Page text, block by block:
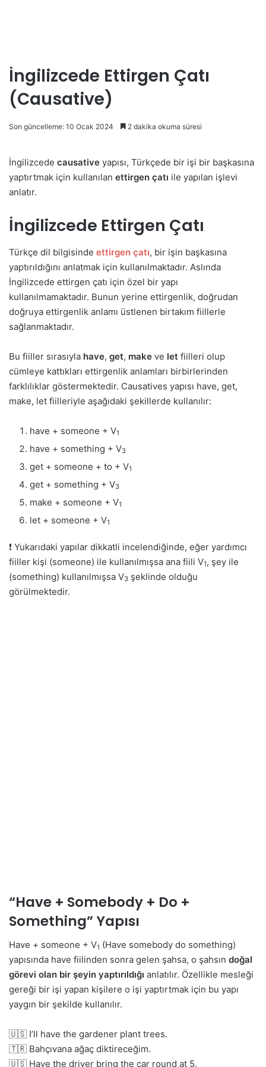
İngilizcede Ettirgen Çatı
(Causative)
Son güncelleme: 10 Ocak 2024 2 dakika okuma süresi
İngilizcede causative yapısı, Türkçede bir işi bir başkasına
yaptırtmak için kullanılan ettirgen çatı ile yapılan işlevi
anlatır.
İngilizcede Ettirgen Çatı
Türkçe dil bilgisinde ettirgen çatı, bir işin başkasına
yaptırıldığını anlatmak için kullanılmaktadır. Aslında
İngilizcede ettirgen çatı için özel bir yapı
kullanılmamaktadır. Bunun yerine ettirgenlik, doğrudan
doğruya ettirgenlik anlamı üstlenen birtakım fiillerle
sağlanmaktadır.
Bu fiiller sırasıyla have, get, make ve let fiilleri olup
cümleye kattıkları ettirgenlik anlamları birbirlerinden
farklılıklar göstermektedir. Causatives yapısı have, get,
make, let fiilleriyle aşağıdaki şekillerde kullanılır:
have + someone + V1
have + something + V3
get + someone + to + V1
get + something + V3
make + someone + V1
let + someone + V1
❗ Yukarıdaki yapılar dikkatli incelendiğinde, eğer yardımcı
fiiller kişi (someone) ile kullanılmışsa ana fiili V1, şey ile
(something) kullanılmışsa V3 şeklinde olduğu
görülmektedir.
“Have + Somebody + Do +
Something” Yapısı
Have + someone + V1 (Have somebody do something)
yapısında have fiilinden sonra gelen şahsa, o şahsın doğal
görevi olan bir şeyin yaptırıldığı anlatılır. Özellikle mesleği
gereği bir işi yapan kişilere o işi yaptırtmak için bu yapı
yaygın bir şekilde kullanılır.
🇺🇸 I’ll have the gardener plant trees.
🇹🇷 Bahçıvana ağaç diktireceğim.
🇺🇸 Have the driver bring the car round at 5.